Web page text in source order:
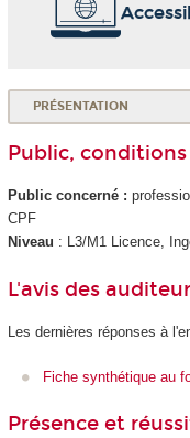
PRÉSENTATION
Public, conditions
Public concerné :
CPF
Niveau : L3/M1 Licence,
L'avis des
Les dernières réponses à
Fiche synthétique au
Présence et